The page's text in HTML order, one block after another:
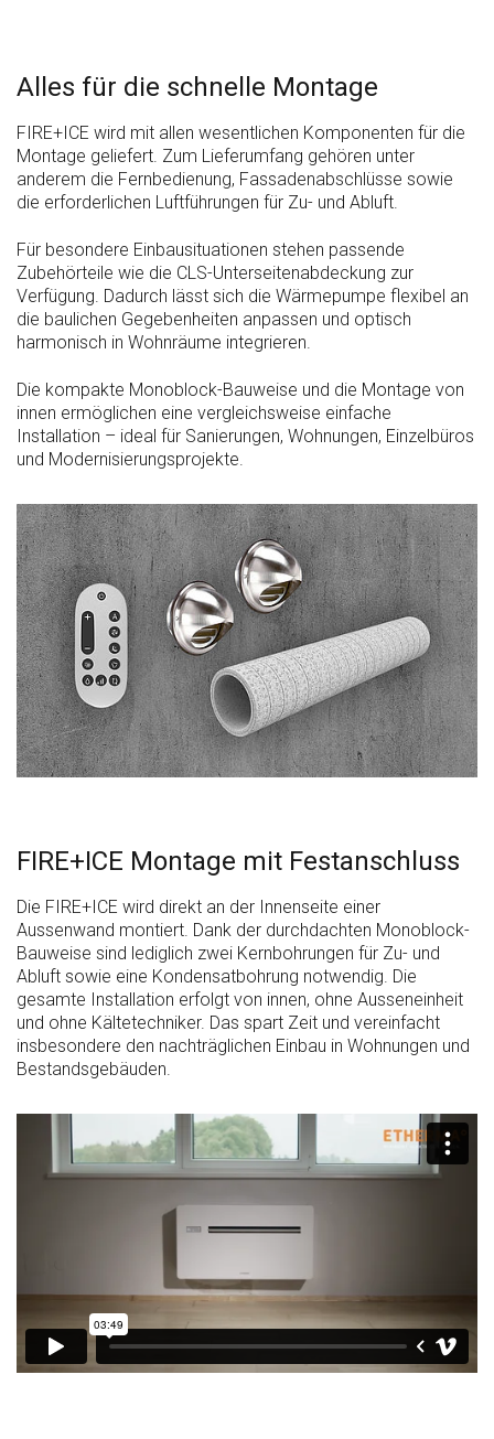
Alles für die schnelle Montage
FIRE+ICE wird mit allen wesentlichen Komponenten für die
Montage geliefert. Zum Lieferumfang gehören unter
anderem die Fernbedienung, Fassadenabschlüsse sowie
die erforderlichen Luftführungen für Zu- und Abluft.
Für besondere Einbausituationen stehen passende
Zubehörteile wie die CLS-Unterseitenabdeckung zur
Verfügung. Dadurch lässt sich die Wärmepumpe flexibel an
die baulichen Gegebenheiten anpassen und optisch
harmonisch in Wohnräume integrieren.
Die kompakte Monoblock-Bauweise und die Montage von
innen ermöglichen eine vergleichsweise einfache
Installation – ideal für Sanierungen, Wohnungen, Einzelbüros
und Modernisierungsprojekte.
FIRE+ICE Montage mit Festanschluss
Die FIRE+ICE wird direkt an der Innenseite einer
Aussenwand montiert. Dank der durchdachten Monoblock-
Bauweise sind lediglich zwei Kernbohrungen für Zu- und
Abluft sowie eine Kondensatbohrung notwendig. Die
gesamte Installation erfolgt von innen, ohne Ausseneinheit
und ohne Kältetechniker. Das spart Zeit und vereinfacht
insbesondere den nachträglichen Einbau in Wohnungen und
Bestandsgebäuden.